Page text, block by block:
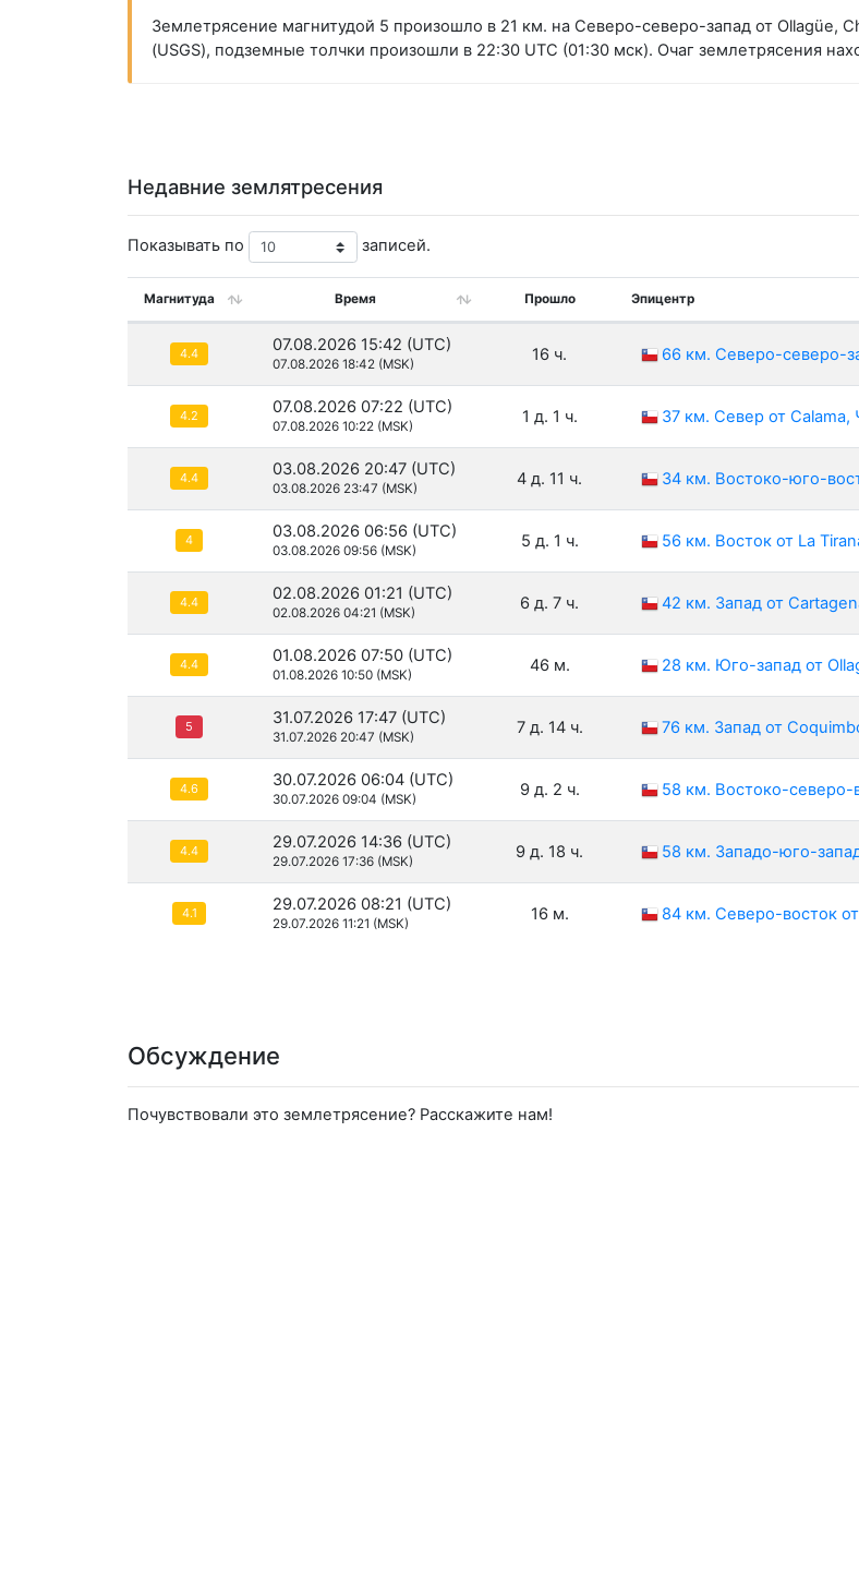
Землетрясение магнитудой 5 произошло в 21 км. на Северо-северо-запад от
(USGS), подземные толчки произошли в 22:30 UTC (01:30 мск). Очаг землетрясения
Недавние землятресения
Показывать по записей.
Магнитуда Время Прошло Эпицентр
4.4 07.08.2026 15:42 (UTC)
07.08.2026 18:42 (MSK) 16 ч. 66 км. Северо-северо-
4.2 07.08.2026 07:22 (UTC)
07.08.2026 10:22 (MSK) 1 д. 1 ч. 37 км. Север от Calama,
4.4 03.08.2026 20:47 (UTC)
03.08.2026 23:47 (MSK) 4 д. 11 ч. 34 км. Востоко-юго-
4 03.08.2026 06:56 (UTC)
03.08.2026 09:56 (MSK) 5 д. 1 ч. 56 км. Восток от La
4.4 02.08.2026 01:21 (UTC)
02.08.2026 04:21 (MSK) 6 д. 7 ч. 42 км. Запад от
4.4 01.08.2026 07:50 (UTC)
01.08.2026 10:50 (MSK) 46 м. 28 км. Юго-запад от
5 31.07.2026 17:47 (UTC)
31.07.2026 20:47 (MSK) 7 д. 14 ч. 76 км. Запад от
4.6 30.07.2026 06:04 (UTC)
30.07.2026 09:04 (MSK) 9 д. 2 ч. 58 км. Востоко-северо-
4.4 29.07.2026 14:36 (UTC)
29.07.2026 17:36 (MSK) 9 д. 18 ч. 58 км. Западо-юго-
4.1 29.07.2026 08:21 (UTC)
29.07.2026 11:21 (MSK) 16 м. 84 км. Северо-восток
Обсуждение
Почувствовали это землетрясение? Расскажите нам!